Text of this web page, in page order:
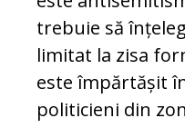
trebuie să
limitat la zisa
este împărtășit
politicieni din